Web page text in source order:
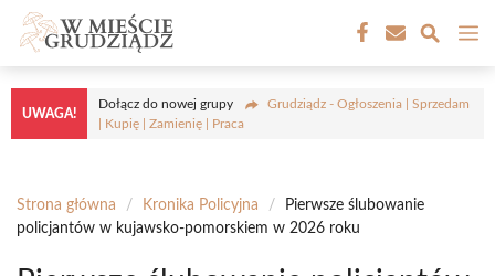
Przejdź
treści
UWAGA!
Dołącz do nowej grupy
Grudziądz - Ogłoszenia | Sprzedam
| Kupię | Zamienię | Praca
Strona główna / Kronika Policyjna /
Pierwsze ślubowanie
policjantów w kujawsko-pomorskiem w 2026 roku